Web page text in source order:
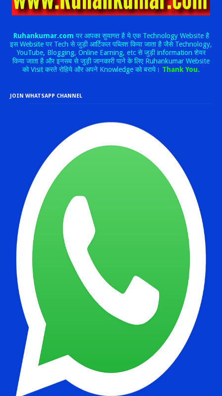
Ruhankumar.com पर आपका सुयागत है ये एक Technology Website है
इस Website पर Tech से जुड़ी आर्टिकल पब्लिश किया जाता है जैसे Technology,
YouTube, Blogging, Online Earning, etc से जुड़ी information शेयर
किया जाता है और इनसब से जुड़ी जानकारी पाने के लिए Ruhankumar Website
को Visit करते रोहिये और अपने Knowledge को बराये। Thank You.
JOIN WHATSAPP CHANNEL